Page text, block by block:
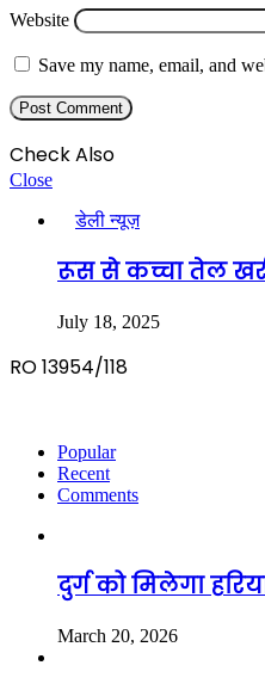
Website
Save my name, email, and
Check Also
Close
डेली न्यूज़
रूस से कच्चा तेल
July 18, 2025
RO 13954/118
Popular
Recent
Comments
दुर्ग को मिलेगा
March 20, 2026